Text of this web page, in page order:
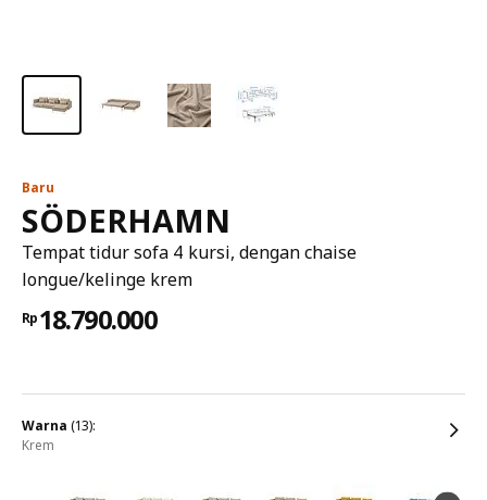
Baru
SÖDERHAMN
Tempat tidur sofa 4 kursi, dengan chaise
longue/kelinge krem
Rp 18.790.000
warna (13):
krem